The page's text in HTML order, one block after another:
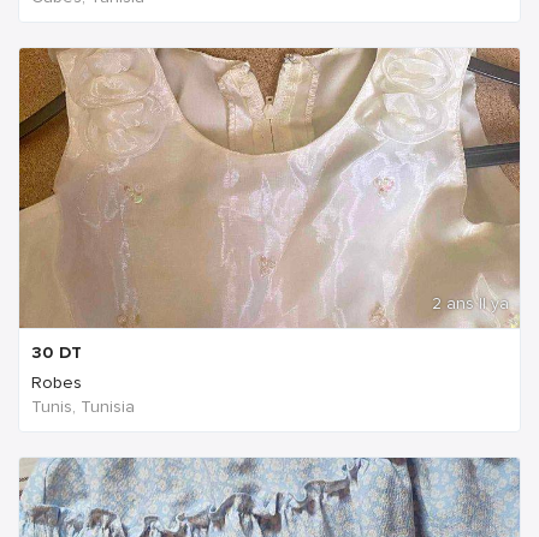
2 ans Il ya
30 DT
Robes
Tunis, Tunisia